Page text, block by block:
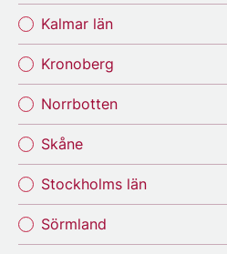
Kalmar län
Kronoberg
Norrbotten
Skåne
Stockholms län
Sörmland